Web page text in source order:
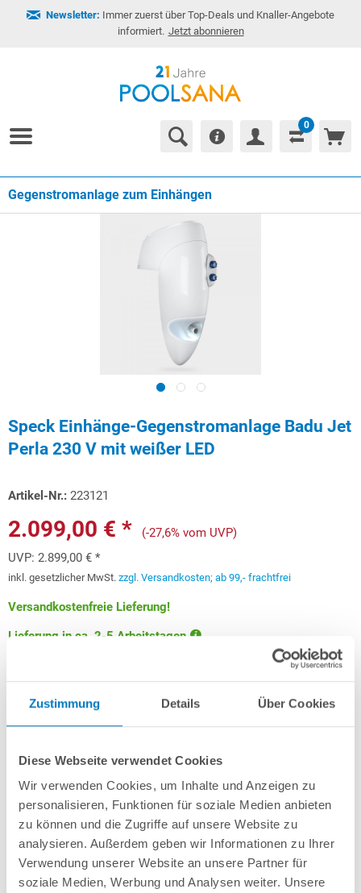
Zustimmung Details Über Cookies
Diese Webseite verwendet Cookies
Wir verwenden Cookies, um Inhalte und Anzeigen zu
personalisieren, Funktionen für soziale Medien anbieten
zu können und die Zugriffe auf unsere Website zu
analysieren. Außerdem geben wir Informationen zu Ihrer
Verwendung unserer Website an unsere Partner für
soziale Medien, Werbung und Analysen weiter. Unsere
Newsletter: Immer zuerst über Top-Deals und Knaller-Angebote
informiert. Jetzt abonnieren
0
Gegenstromanlage zum Einhängen
Speck Einhänge-Gegenstromanlage Badu Jet
Perla 230 V mit weißer LED
Artikel-Nr.: 223121
2.099,00 € *
(-27,6% vom UVP)
UVP: 2.899,00 € *
inkl. gesetzlicher MwSt. zzgl. Versandkosten; ab 99,- frachtfrei
Versandkostenfreie Lieferung!
Lieferung in ca. 2-5 Arbeitstagen
Hochwertige SPECK Einhänge-Gegenstromanlage in sportlich attraktivem
Design
Ausführung: 230 V / 2,3 kW Leistungsaufnahme
Förderstrom: 40 m³/h
Ausströmdüse 60° allseitig schwenkbar
Mit weißer LED-Ambientebeleuchtung